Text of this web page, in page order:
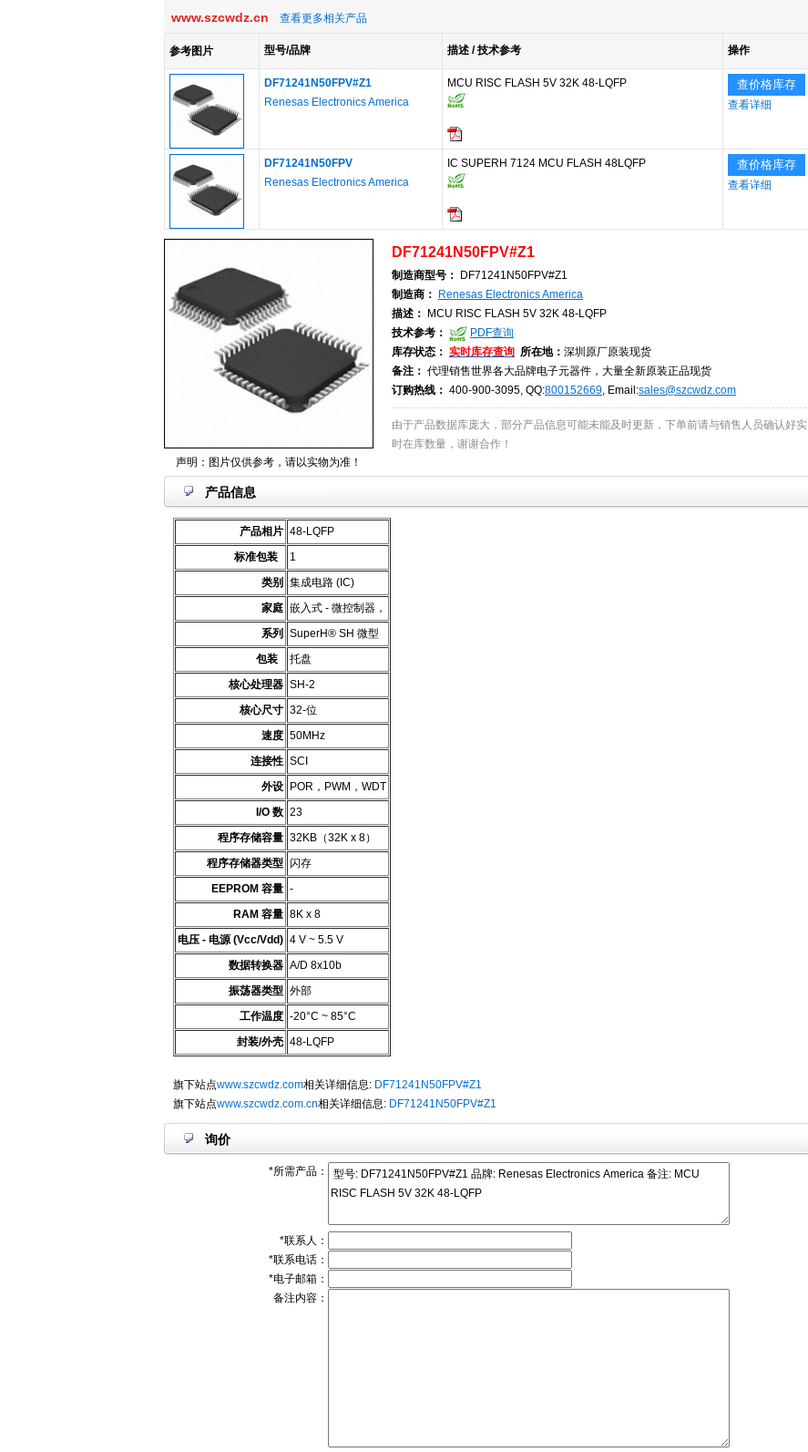
www.szcwdz.cn 查看更多相关产品
参考图片 型号/品牌 描述 / 技术参考 操作
DF71241N50FPV#Z1
Renesas Electronics America
MCU RISC FLASH 5V 32K 48-LQFP 查价格库存
查看详细
DF71241N50FPV
Renesas Electronics America
IC SUPERH 7124 MCU FLASH 48LQFP 查价格库存
查看详细
声明：图片仅供参考，请以实物为准！
DF71241N50FPV#Z1
制造商型号：
DF71241N50FPV#Z1
制造商：
Renesas Electronics America
描述：
MCU RISC FLASH 5V 32K 48-LQFP
技术参考：
PDF查询
库存状态： 实时库存查询 所在地： 深圳原厂原装现货
备注： 代理销售世界各大品牌电子元器件，大量全新原装正品现货
订购热线： 400-900-3095, QQ:800152669, Email:sales@szcwdz.com
由于产品数据库庞大，部分产品信息可能未能及时更新，下单前请与销售人员确认好实
时在库数量，谢谢合作！
产品信息
产品相片 48-LQFP
标准包装
1
类别
集成电路 (IC)
家庭 嵌入式 - 微控制器，
系列
SuperH® SH 微型
包装
托盘
核心处理器 SH-2
核心尺寸 32-位
速度 50MHz
连接性 SCI
外设
POR，PWM，WDT
I/O 数 23
程序存储容量 32KB（32K x 8）
程序存储器类型 闪存
EEPROM 容量 -
RAM 容量 8K x 8
电压 - 电源 (Vcc/Vdd) 4 V ~ 5.5 V
数据转换器 A/D 8x10b
振荡器类型 外部
工作温度 -20°C ~ 85°C
封装/外壳 48-LQFP
旗下站点www.szcwdz.com相关详细信息: DF71241N50FPV#Z1
旗下站点www.szcwdz.com.cn相关详细信息: DF71241N50FPV#Z1
询价
*所需产品：
*联系人：
*联系电话：
*电子邮箱：
备注内容：